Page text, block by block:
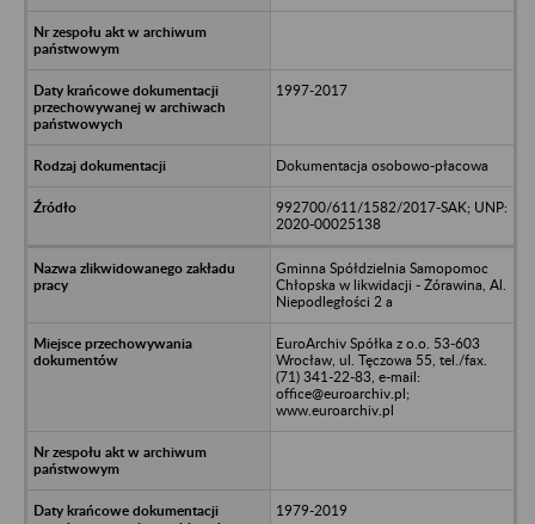
1997-2017
Dokumentacja osobowo-płacowa
992700/611/1582/2017-SAK; UNP:
2020-00025138
Gminna Spółdzielnia Samopomoc
Chłopska w likwidacji - Żórawina, Al.
Niepodległości 2 a
EuroArchiv Spółka z o.o. 53-603
Wrocław, ul. Tęczowa 55, tel./fax.
(71) 341-22-83, e-mail:
office@euroarchiv.pl;
www.euroarchiv.pl
1979-2019